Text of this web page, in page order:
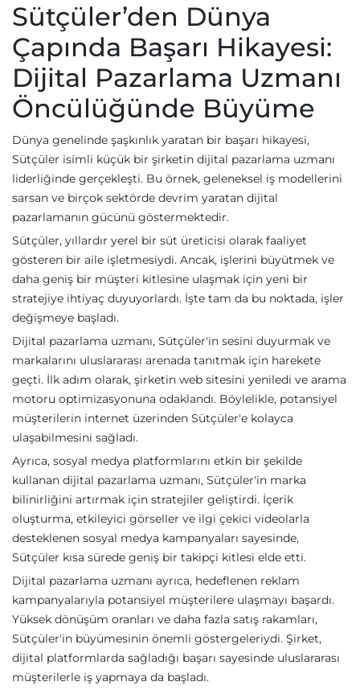
Sütçüler’den Dünya
Çapında Başarı Hikayesi:
Dijital Pazarlama Uzmanı
Öncülüğünde Büyüme
Dünya genelinde şaşkınlık yaratan bir başarı hikayesi,
Sütçüler isimli küçük bir şirketin dijital pazarlama uzmanı
liderliğinde gerçekleşti. Bu örnek, geleneksel iş modellerini
sarsan ve birçok sektörde devrim yaratan dijital
pazarlamanın gücünü göstermektedir.
Sütçüler, yıllardır yerel bir süt üreticisi olarak faaliyet
gösteren bir aile işletmesiydi. Ancak, işlerini büyütmek ve
daha geniş bir müşteri kitlesine ulaşmak için yeni bir
stratejiye ihtiyaç duyuyorlardı. İşte tam da bu noktada, işler
değişmeye başladı.
Dijital pazarlama uzmanı, Sütçüler'in sesini duyurmak ve
markalarını uluslararası arenada tanıtmak için harekete
geçti. İlk adım olarak, şirketin web sitesini yeniledi ve arama
motoru optimizasyonuna odaklandı. Böylelikle, potansiyel
müşterilerin internet üzerinden Sütçüler'e kolayca
ulaşabilmesini sağladı.
Ayrıca, sosyal medya platformlarını etkin bir şekilde
kullanan dijital pazarlama uzmanı, Sütçüler'in marka
bilinirliğini artırmak için stratejiler geliştirdi. İçerik
oluşturma, etkileyici görseller ve ilgi çekici videolarla
desteklenen sosyal medya kampanyaları sayesinde,
Sütçüler kısa sürede geniş bir takipçi kitlesi elde etti.
Dijital pazarlama uzmanı ayrıca, hedeflenen reklam
kampanyalarıyla potansiyel müşterilere ulaşmayı başardı.
Yüksek dönüşüm oranları ve daha fazla satış rakamları,
Sütçüler'in büyümesinin önemli göstergeleriydi. Şirket,
dijital platformlarda sağladığı başarı sayesinde uluslararası
müşterilerle iş yapmaya da başladı.